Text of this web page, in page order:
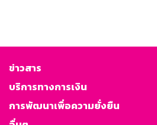
ข่าวสาร
บริการทางการเงิน
การพัฒนาเพื่อความยั่งยืน